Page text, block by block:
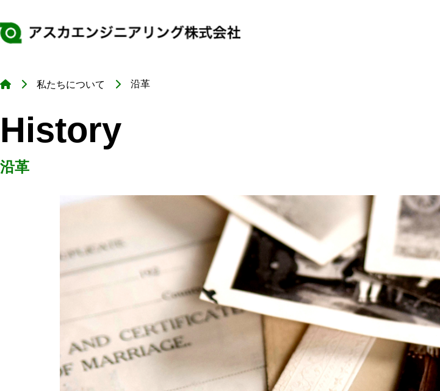
関連会社
年間カレンダー
エントリー
私たちについて 沿革
History
沿革